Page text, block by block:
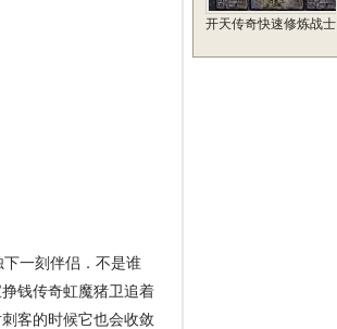
一刻伴侣．不是谁
钱传奇虹魔猪卫追着
客的时候它也会收敛
开天传奇快速修炼战士